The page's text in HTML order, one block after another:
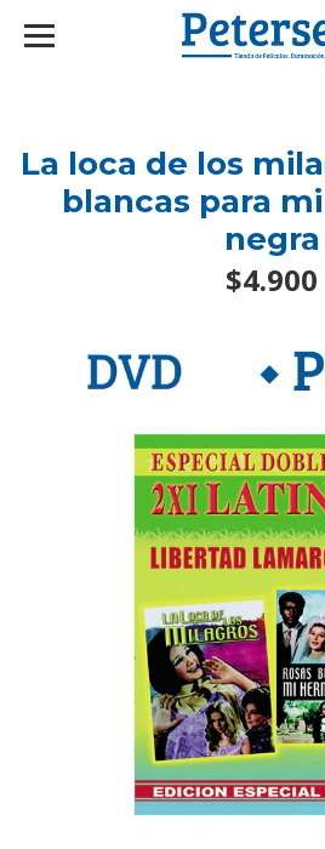
googlef2d1455d5020445a.html
La loca de los
blancas para
negra
$4.900